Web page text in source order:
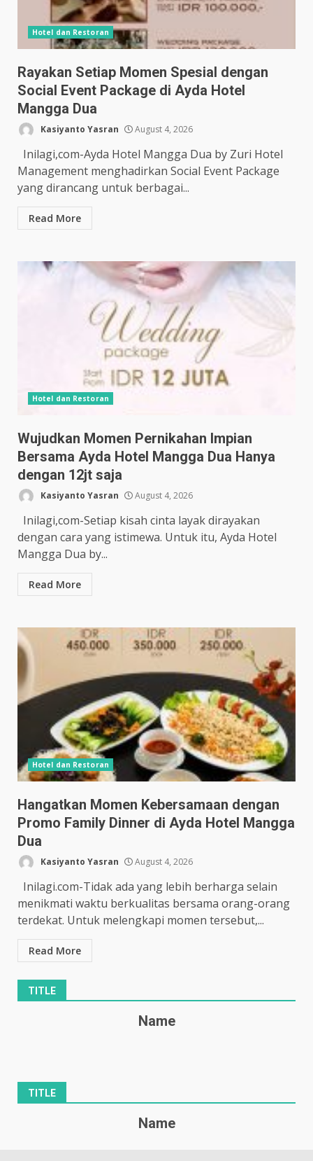
Hotel dan Restoran
Rayakan Setiap Momen Spesial dengan
Social Event Package di Ayda Hotel
Mangga Dua
Kasiyanto Yasran August 4, 2026
Inilagi,com-Ayda Hotel Mangga Dua by Zuri Hotel
Management menghadirkan Social Event Package
yang dirancang untuk berbagai...
Read More
Hotel dan Restoran
Wujudkan Momen Pernikahan Impian
Bersama Ayda Hotel Mangga Dua Hanya
dengan 12jt saja
Kasiyanto Yasran August 4, 2026
Inilagi,com-Setiap kisah cinta layak dirayakan
dengan cara yang istimewa. Untuk itu, Ayda Hotel
Mangga Dua by...
Read More
Hotel dan Restoran
Hangatkan Momen Kebersamaan dengan
Promo Family Dinner di Ayda Hotel Mangga
Dua
Kasiyanto Yasran August 4, 2026
Inilagi.com-Tidak ada yang lebih berharga selain
menikmati waktu berkualitas bersama orang-orang
terdekat. Untuk melengkapi momen tersebut,...
Read More
TITLE
Name
TITLE
Name